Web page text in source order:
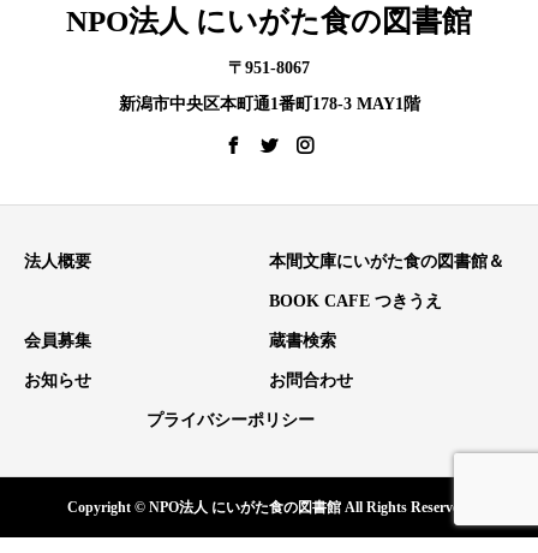
NPO法人 にいがた食の図書館
〒951-8067
新潟市中央区本町通1番町178-3 MAY1階
法人概要 本間文庫にいがた食の図書館＆
BOOK CAFE つきうえ
会員募集 蔵書検索
お知らせ お問合わせ
プライバシーポリシー
Copyright © NPO法人 にいがた食の図書館 All Rights Reserved.